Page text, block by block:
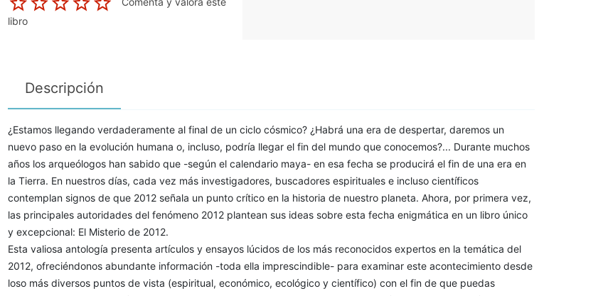
libro
Descripción
¿Estamos llegando verdaderamente al final de un ciclo cósmico? ¿Habrá una era de despertar, daremos un
nuevo paso en la evolución humana o, incluso, podría llegar el fin del mundo que conocemos?... Durante muchos
años los arqueólogos han sabido que -según el calendario maya- en esa fecha se producirá el fin de una era en
la Tierra. En nuestros días, cada vez más investigadores, buscadores espirituales e incluso científicos
contemplan signos de que 2012 señala un punto crítico en la historia de nuestro planeta. Ahora, por primera vez,
las principales autoridades del fenómeno 2012 plantean sus ideas sobre esta fecha enigmática en un libro único
y excepcional: El Misterio de 2012.
Esta valiosa antología presenta artículos y ensayos lúcidos de los más reconocidos expertos en la temática del
2012, ofreciéndonos abundante información -toda ella imprescindible- para examinar este acontecimiento desde
loso más diversos puntos de vista (espiritual, económico, ecológico y científico) con el fin de que puedas